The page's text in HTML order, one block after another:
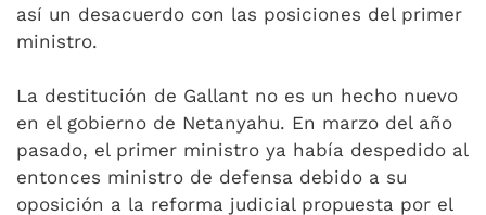
así un desacuerdo con las posiciones del primer
ministro.
La destitución de Gallant no es un hecho nuevo
en el gobierno de Netanyahu. En marzo del año
pasado, el primer ministro ya había despedido al
entonces ministro de defensa debido a su
oposición a la reforma judicial propuesta por el